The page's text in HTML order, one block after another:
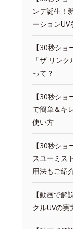
ンデ誕生！
ーション
【30秒シ
「ザ リン
って？
【30秒シ
で簡単＆キ
使い方
【30秒シ
スユーミス
用法もご紹
【動画で
クルUVの実